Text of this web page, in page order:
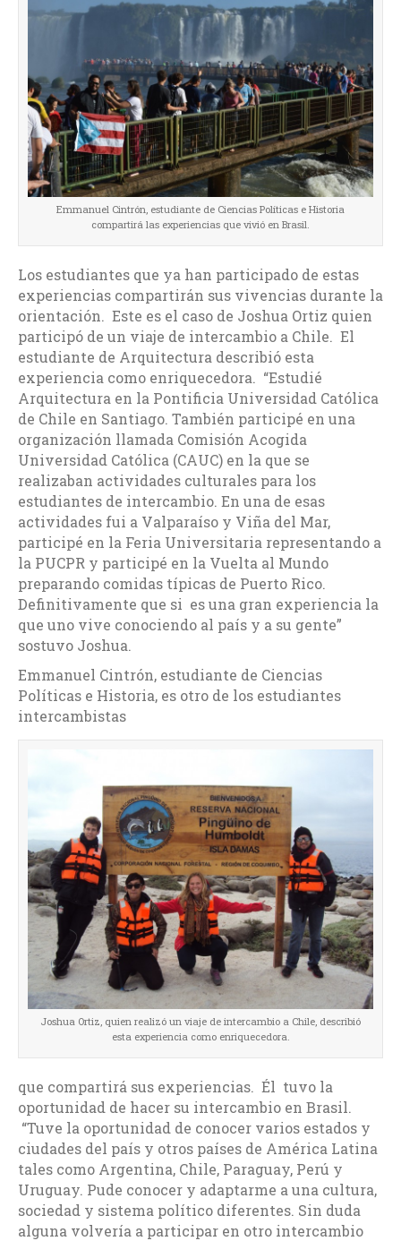
Emmanuel Cintrón, estudiante de Ciencias Políticas e Historia
compartirá las experiencias que vivió en Brasil.
Los estudiantes que ya han participado de estas
experiencias compartirán sus vivencias durante la
orientación. Este es el caso de Joshua Ortiz quien
participó de un viaje de intercambio a Chile. El
estudiante de Arquitectura describió esta
experiencia como enriquecedora. “Estudié
Arquitectura en la Pontificia Universidad Católica
de Chile en Santiago. También participé en una
organización llamada Comisión Acogida
Universidad Católica (CAUC) en la que se
realizaban actividades culturales para los
estudiantes de intercambio. En una de esas
actividades fui a Valparaíso y Viña del Mar,
participé en la Feria Universitaria representando a
la PUCPR y participé en la Vuelta al Mundo
preparando comidas típicas de Puerto Rico.
Definitivamente que si es una gran experiencia la
que uno vive conociendo al país y a su gente”
sostuvo Joshua.
Emmanuel Cintrón, estudiante de Ciencias
Políticas e Historia, es otro de los estudiantes
intercambistas
Joshua Ortiz, quien realizó un viaje de intercambio a Chile, describió
esta experiencia como enriquecedora.
que compartirá sus experiencias. Él tuvo la
oportunidad de hacer su intercambio en Brasil.
“Tuve la oportunidad de conocer varios estados y
ciudades del país y otros países de América Latina
tales como Argentina, Chile, Paraguay, Perú y
Uruguay. Pude conocer y adaptarme a una cultura,
sociedad y sistema político diferentes. Sin duda
alguna volvería a participar en otro intercambio